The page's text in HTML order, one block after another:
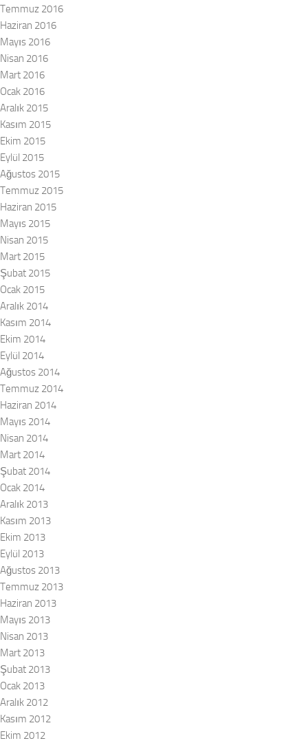
Temmuz 2016
Haziran 2016
Mayıs 2016
Nisan 2016
Mart 2016
Ocak 2016
Aralık 2015
Kasım 2015
Ekim 2015
Eylül 2015
Ağustos 2015
Temmuz 2015
Haziran 2015
Mayıs 2015
Nisan 2015
Mart 2015
Şubat 2015
Ocak 2015
Aralık 2014
Kasım 2014
Ekim 2014
Eylül 2014
Ağustos 2014
Temmuz 2014
Haziran 2014
Mayıs 2014
Nisan 2014
Mart 2014
Şubat 2014
Ocak 2014
Aralık 2013
Kasım 2013
Ekim 2013
Eylül 2013
Ağustos 2013
Temmuz 2013
Haziran 2013
Mayıs 2013
Nisan 2013
Mart 2013
Şubat 2013
Ocak 2013
Aralık 2012
Kasım 2012
Ekim 2012